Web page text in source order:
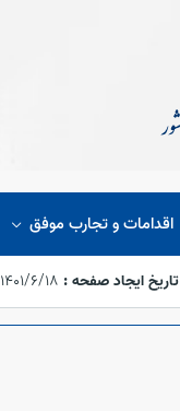
اقدامات و تجارب موفق
تاریخ ایجاد صفحه : ۱۴۰۱/۶/۱۸،‏ ۱۵:۵۴:۴۸